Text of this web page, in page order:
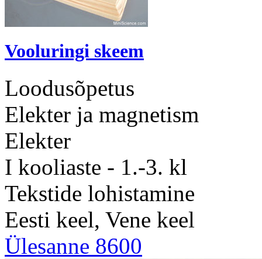
Vooluringi skeem
Loodusõpetus
Elekter ja magnetism
Elekter
I kooliaste - 1.-3. kl
Tekstide lohistamine
Eesti keel, Vene keel
Ülesanne 8600